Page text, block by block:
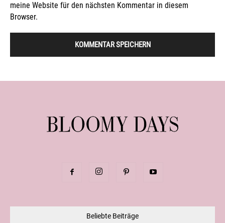
meine Website für den nächsten Kommentar in diesem
Browser.
Beliebte Beiträge